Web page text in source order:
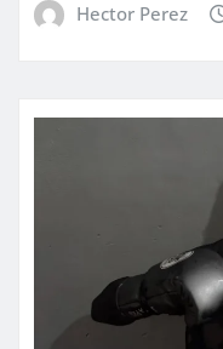
Hector Perez